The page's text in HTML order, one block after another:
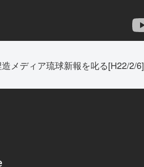
メディア琉球新報を叱る[H22/2/6]